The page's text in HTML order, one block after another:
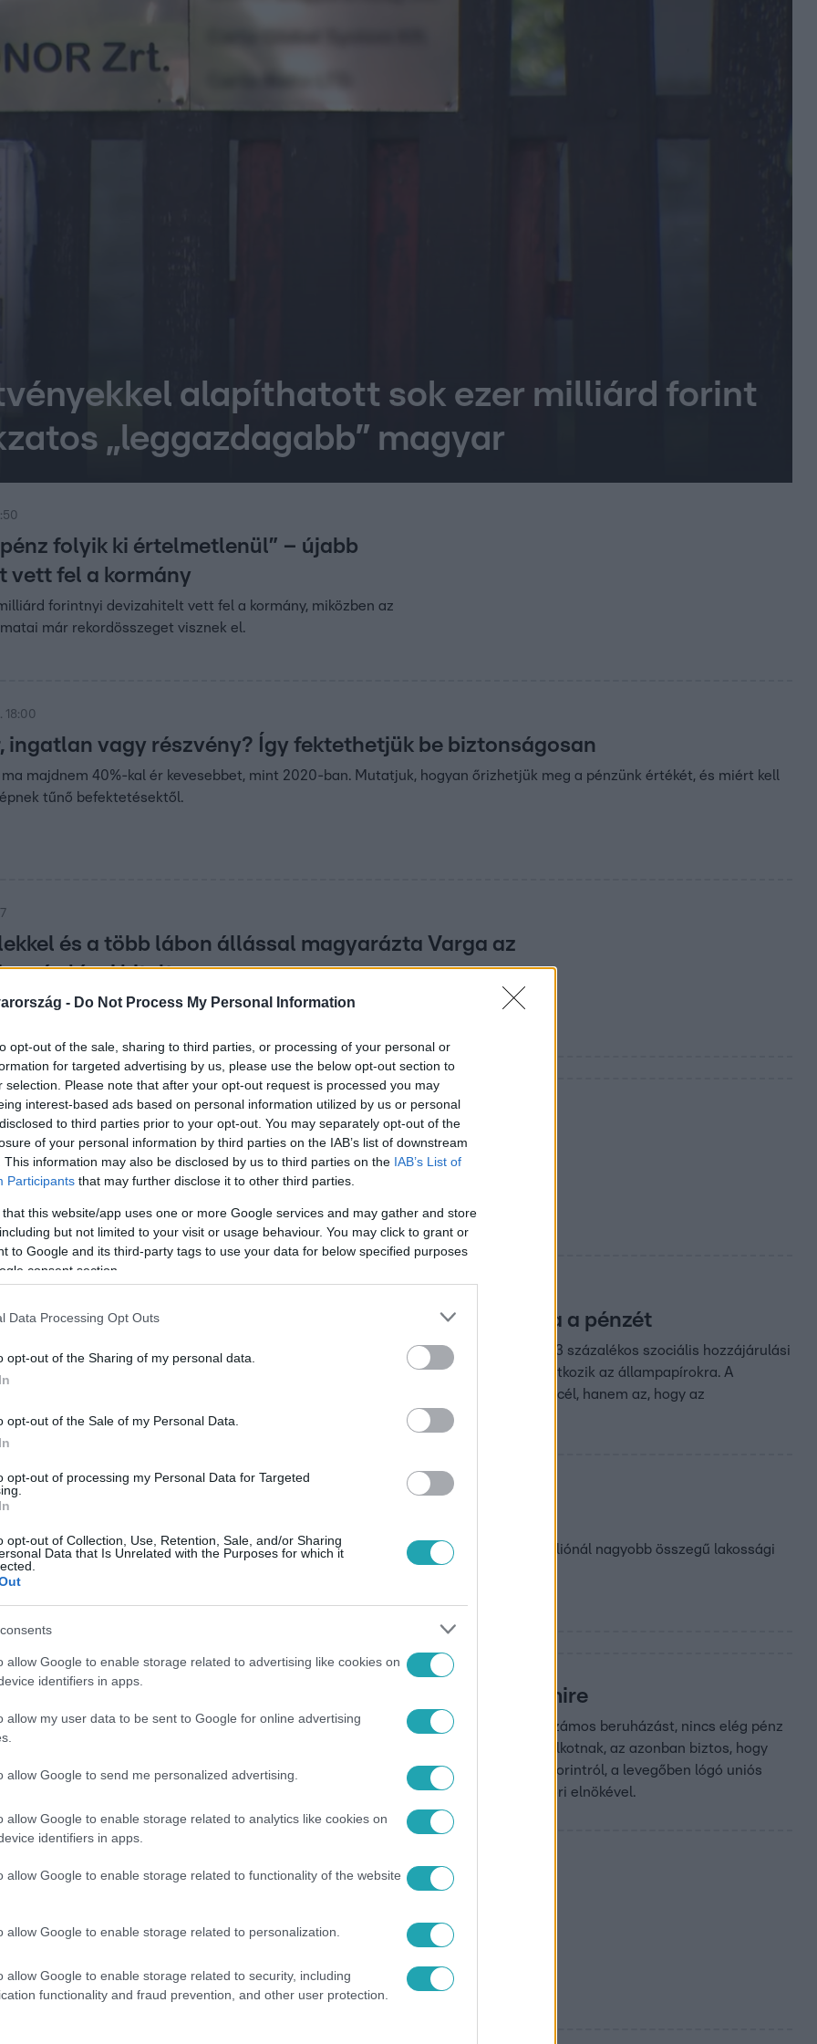
- Do Not Process My Personal Information
opt-out of the sale, sharing to third parties, or processing of your personal or
for targeted advertising by us, please use the below opt-out section to
selection. Please note that after your opt-out request is processed you may
interest-based ads based on personal information utilized by us or personal
to third parties prior to your opt-out. You may separately opt-out of the
of your personal information by third parties on the IAB’s list of downstream
This information may also be disclosed by us to third parties on the IAB’s List of
Participants that may further disclose it to other third parties.
that this website/app uses one or more Google services and may gather and store
but not limited to your visit or usage behaviour. You may click to grant or
to Google and its third-party tags to use your data for below specified purposes
consent section.
Data Processing Opt Outs
opt-out of the Sharing of my personal data.
opt-out of the Sale of my Personal Data.
opt-out of processing my Personal Data for Targeted
opt-out of Collection, Use, Retention, Sale, and/or Sharing
Data that Is Unrelated with the Purposes for which it
allow Google to enable storage related to advertising like cookies on
identifiers in apps.
allow my user data to be sent to Google for online advertising
allow Google to send me personalized advertising.
allow Google to enable storage related to analytics like cookies on
identifiers in apps.
allow Google to enable storage related to functionality of the website
allow Google to enable storage related to personalization.
allow Google to enable storage related to security, including
functionality and fraud prevention, and other user protection.
alapíthatott sok ezer milliárd forint
„leggazdagabb” magyar
folyik ki értelmetlenül” – újabb
vett fel a kormány
forintnyi devizahitelt vett fel a kormány, miközben az
már rekordösszeget visznek el.
18:00
ingatlan vagy részvény? Így fektethetjük be biztonságosan
majdnem 40%-kal ér kevesebbet, mint 2020-ban. Mutatjuk, hogyan őrizhetjük meg a pénzünk értékét, és miért kell
tűnő befektetésektől.
és a több lábon állással magyarázta Varga az
eurós kínai hitelt
a piaci feltételeknél kedvezőbb árazásban állapodtak meg Kínával a
jól kamatozó
számlákról
kell fizetni annak, aki bankban vagy értékpapírban tartja a pénzét
a kormány a megtakarításokra. A 15 százalékos kamatadó mellett július elseje után 13 százalékos szociális hozzájárulási
annak, aki bankban vagy értékpapírban tartja a pénzét. Az új rendelkezés nem vonatkozik az állampapírokra. A
miniszter egy háttérbeszélgetésen azt közölte, nem az adóbevételek növelése a cél, hanem az, hogy az
terelje a megtakarításokat.
hónapot kapott a betétek kamatstopja
a betéti kamatstopot a kormány. A kamatmaximalizálás csak a 20 milliónál nagyobb összegű lakossági
befektetők pénzére vonatkozik.
4:19
a fizetési stopról: A 70-es években volt példa ilyesmire
szerint a fű alatt intézett fizetési stop arra utalhat, hogy hiába állítottak le számos beruházást, nincs elég pénz
A szakemberek a transzparencia hiánya miatt egyelőre csak hipotéziseket alkotnak, az azonban biztos, hogy
lépés nem jelent pozitív üzenetet a piacnak. Az elszálló inflációról, a gyengülő forintról, a levegőben lógó uniós
hitelfelvételi lehetőségeiről beszélgettünk a Magyar Nemzeti Bank egykori elnökével.
Magyarország sikeresen bocsátott ki
a nemzetközi piacon